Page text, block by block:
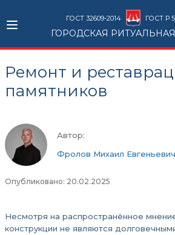
ГОСТ 32609-2014 ГОСТ Р
ГОРОДСКАЯ
Ремонт и
памятников
Автор:
Фролов Михаил Евгеньевич
Опубликовано: 20.02.2025
Несмотря на распространённое
конструкции не являются